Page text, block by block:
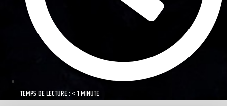
TEMPS DE LECTURE : < 1 MINUTE